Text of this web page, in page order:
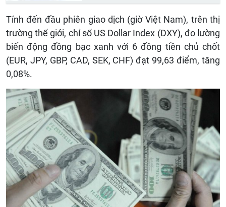
Tính đến đầu phiên giao dịch (giờ Việt Nam), trên thị
trường thế giới, chỉ số US Dollar Index (DXY), đo lường
biến động đồng bạc xanh với 6 đồng tiền chủ chốt
(EUR, JPY, GBP, CAD, SEK, CHF) đạt 99,63 điểm, tăng
0,08%.